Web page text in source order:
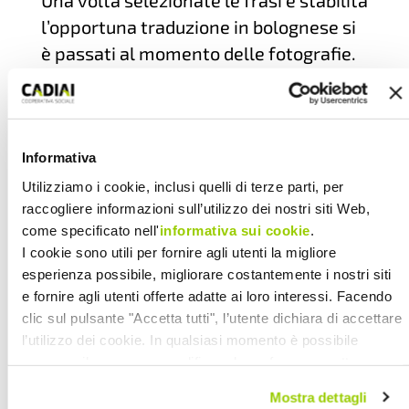
Informativa
Utilizziamo i cookie, inclusi quelli di terze parti, per
raccogliere informazioni sull’utilizzo dei nostri siti Web,
come specificato nell'informativa sui cookie
I cookie sono utili per fornire agli utenti la migliore
esperienza possibile, migliorare costantemente i nostri siti
e fornire agli utenti offerte adatte ai loro interessi. Facendo
clic sul pulsante "Accetta tutti", l’utente dichiara di accettare
l’utilizzo dei cookie. In qualsiasi momento è possibile
su "Scopri di più e personalizza". Chiudendo questa
Mostra dettagli
l’opportuna traduzione in bolognese si
è passati al momento delle fotografie.
«La fase più divertente – racconta la
psicologa Cadiai – è stata la
hanno voluto donare il loro sorriso
migliore. L’idea che tutto questo
sarebbe finito sui social, e che quindi,
avrebbero avuto visibilità, li ha
entusiasmati particolarmente. Ne
continuano a parlare pressoché tutti i
giorni. La cosa che li ha messi tutti
d’accordo è stata la voglia di